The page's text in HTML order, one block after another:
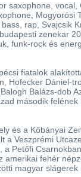
saxophone, vocal,
Mogyorósi
rap, Svajcsik
zenekar
funk-rock és
fiatalok
Hofecker Dániel-
Balázs-dob
második
és a Kőbányai
a Veszprémi
a Petőfi
amerikai fehér
magyar slágerek